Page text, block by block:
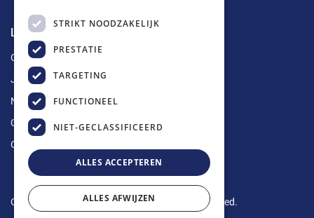
Longin Service
Over ons
Jobs
Nieuws
Contact
Offerte aanvragen
Copyright © 2024 Longin Service. All rights reserved.
STRIKT NOODZAKELIJK
PRESTATIE
TARGETING
FUNCTIONEEL
NIET-GECLASSIFICEERD
ALLES ACCEPTEREN
ALLES AFWIJZEN